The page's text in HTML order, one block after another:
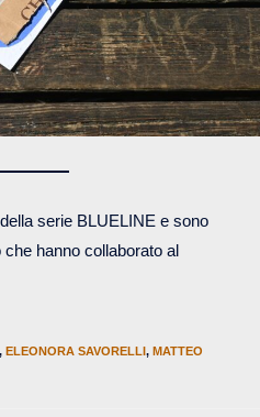
serie BLUELINE e sono
che hanno collaborato al
, ELEONORA SAVORELLI , MATTEO